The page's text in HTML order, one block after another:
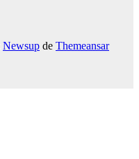
Newsup de Themeansar